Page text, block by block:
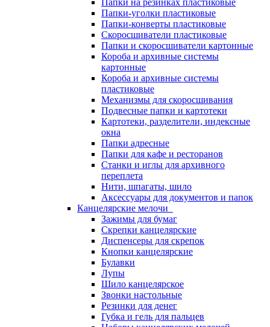
Папки на резинках пластиковые
Папки-уголки пластиковые
Папки-конверты пластиковые
Скоросшиватели пластиковые
Папки и скоросшиватели картонные
Короба и архивные системы
картонные
Короба и архивные системы
пластиковые
Механизмы для скоросшивания
Подвесные папки и картотеки
Картотеки, разделители, индексные
окна
Папки адресные
Папки для кафе и ресторанов
Станки и иглы для архивного
переплета
Нити, шпагаты, шило
Аксессуары для документов и папок
Канцелярские мелочи
Зажимы для бумаг
Скрепки канцелярские
Диспенсеры для скрепок
Кнопки канцелярские
Булавки
Лупы
Шило канцелярское
Звонки настольные
Резинки для денег
Губка и гель для пальцев